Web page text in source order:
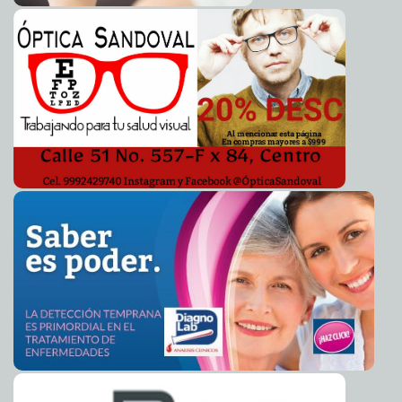
2011-11-29 12:36:39 La mejor campaña es el trabajo: Tito Sánchez Camargo
Guillermo Barrera Fernandez
2011-11-29 09:15:41 Tras su registro, visita Joaquín Díaz Mena, panistas de
Hunucmá Guillermo Barrera Fernandez
2011-11-29 08:30:44 XEPET, una radio al servicio del pueblo maya Guillermo
Barrera Fernandez
2011-11-29 07:41:03 Posponen homenaje a Sandoval Íñiguez A7
2011-11-29 07:22:57 Cain, Hart, Clinton y otros... Franz de J. Fortuny Loret de Mola
2011-11-29 07:00:19 Ex amante despechada arruina campaña de Herman
A7
2011-11-29 06:56:10 Pasó a mejor vida la única hija de Stalin A7
2011-11-29 06:53:19 Masiva votación en Egipto revela entusiasmo por la
democracia A7
2011-11-29 05:01:16 Estalla la cólera social en Ucrania A7
2011-11-28 21:57:55 Elecciones caóticas en el Congo A7
Nuevo gobierno y amnistía general en Yemen A7
2011-11-28 13:51:06 Intentan asesinar al Primer Ministro de Libia A7
2011-11-28 12:29:15 Se pronostica mayor descenso en las temperaturas
por influencia del frente frío 15 A7
2011-11-28 11:58:54 Denuncian trabajadores irregularidades en Servilimpia
Guillermo Barrera Fernandez